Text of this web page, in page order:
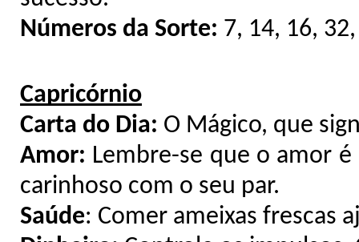
Números da Sorte: 7, 14, 16,
Capricórnio
Carta do Dia: O Mágico, que
Amor: Lembre-se que o amor
carinhoso com o seu par.
Saúde: Comer ameixas frescas